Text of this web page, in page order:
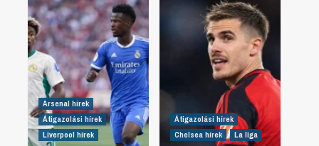
Arsenal hírek
Átigazolási hírek
Liverpool hírek
Átigazolási hírek
Chelsea hírek
La liga